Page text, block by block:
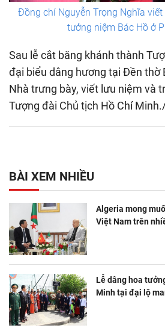
Đồng chí Nguyễn Trọng Nghĩa
tưởng niệm Bác Hồ ở
Sau lễ cắt băng khánh thành
đại biểu dâng hương tại Đền thờ
Nhà trưng bày, viết lưu niệm và
Tượng đài Chủ tịch Hồ Chí
BÀI XEM NHIỀU
Algeria mong
Việt Nam trên
Lễ dâng hoa
Minh tại đại lộ